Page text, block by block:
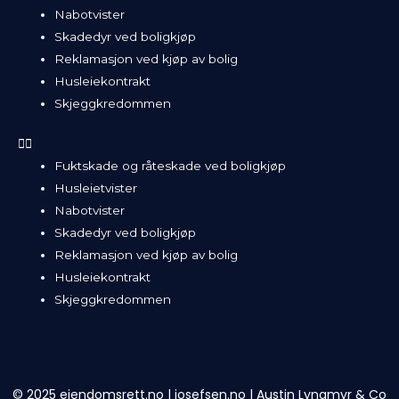
Nabotvister
Skadedyr ved boligkjøp
Reklamasjon ved kjøp av bolig
Husleiekontrakt
Skjeggkredommen
Fuktskade og råteskade ved boligkjøp
Husleietvister
Nabotvister
Skadedyr ved boligkjøp
Reklamasjon ved kjøp av bolig
Husleiekontrakt
Skjeggkredommen
© 2025 eiendomsrett.no | josefsen.no | Austin Lyngmyr & Co